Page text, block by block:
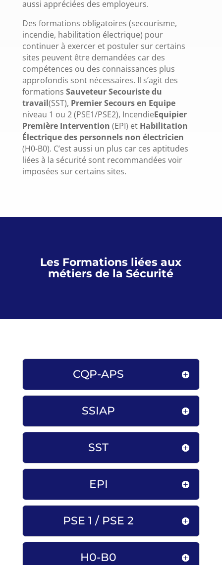
aussi appréciées des employeurs.
Des formations obligatoires (secourisme,
incendie, habilitation électrique) pour
continuer à exercer et postuler sur certains
sites peuvent être demandées car des
compétences ou des connaissances plus
approfondis sont nécessaires. Il s’agit des
formations Sauveteur Secouriste du
travail(SST), Premier Secours en Equipe
niveau 1 ou 2 (PSE1/PSE2), IncendieEquipier
Première Intervention (EPI) et Habilitation
Électrique des personnels non électricien
(H0-B0). C’est aussi un plus car ces aptitudes
liées à la sécurité sont recommandées voir
imposées sur certains sites.
Les Formations liées aux
métiers de la Sécurité
CQP-APS
SSIAP
SST
EPI
PSE 1 / PSE 2
H0-B0